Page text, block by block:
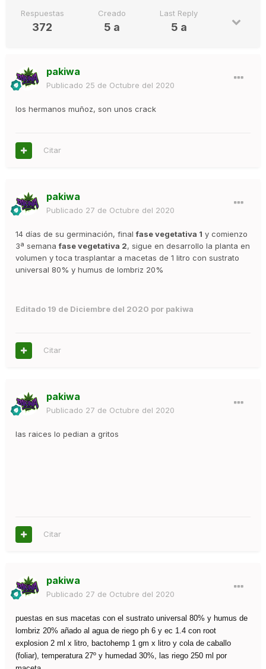
Respuestas
372
Creado
5 a
Last Reply
5 a
pakiwa
Publicado 25 de Octubre del 2020
los hermanos muñoz, son unos crack
Citar
pakiwa
Publicado 27 de Octubre del 2020
14 días de su germinación, finalfase vegetativa 1 y comienzo
3ª semanafase vegetativa 2, sigue en desarrollo la planta en
volumen y toca trasplantar a macetas de 1 litro con sustrato
universal 80% y humus de lombriz 20%
Editado 19 de Diciembre del 2020 por pakiwa
Citar
pakiwa
Publicado 27 de Octubre del 2020
las raices lo pedian a gritos
Citar
pakiwa
Publicado 27 de Octubre del 2020
puestas en sus macetas con el sustrato universal 80% y humus de
lombriz 20% añado al agua de riego ph 6 y ec 1.4 con root
explosion 2 ml x litro, bactohemp 1 gm x litro y cola de caballo
(foliar), temperatura 27º y humedad 30%, las riego 250 ml por